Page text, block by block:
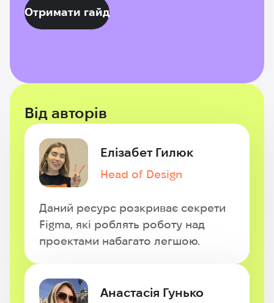
Отримати гайд
Від авторів
Елізабет Гилюк
Head of Design
Даний ресурс розкриває секрети
Figma, які роблять роботу над
проектами набагато легшою.
Анастасія Гунько